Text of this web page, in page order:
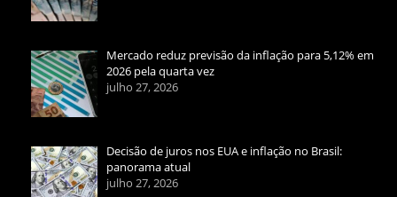
Mercado reduz previsão da inflação para 5,12% em
2026 pela quarta vez
julho 27, 2026
Decisão de juros nos EUA e inflação no Brasil:
panorama atual
julho 27, 2026